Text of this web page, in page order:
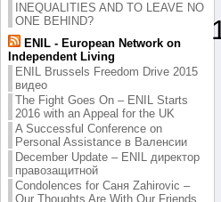
INEQUALITIES AND TO LEAVE NO
ONE BEHIND?
ENIL - European Network on
Independent Living
ENIL Brussels Freedom Drive 2015
видео
The Fight Goes On – ENIL Starts
2016 with an Appeal for the UK
A Successful Conference on
Personal Assistance в Валенсии
December Update – ENIL директор
правозащитной
Condolences for Саня Zahirovic –
Our Thoughts Are With Our Friends